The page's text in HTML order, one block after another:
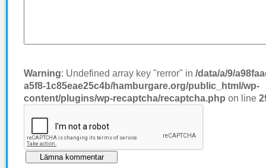
Warning: Undefined array key "rerror" in /data/a/9/
a5f8-1c85eae25c4b/hamburgare.org/public_html/wp-
content/plugins/wp-recaptcha/recaptcha.php on line